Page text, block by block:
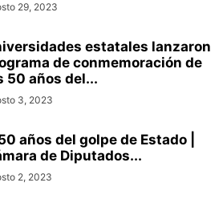
29, 2023
estatales lanzaron
de conmemoración de
50 años del...
3, 2023
años del golpe de Estado |
de Diputados...
2, 2023